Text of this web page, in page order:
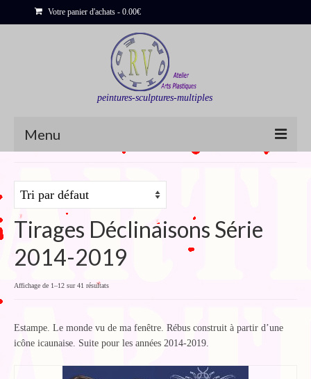
Votre panier d'achats - 0.00€
peintures-sculptures-multiples
Menu
Sculptures
Bois flottés
Peinture : Cartes et Itinéraires
Déclinaisons
Bibliographie
Edition de Cartes postales.
Tirages Déclinaisons Série
2014-2019
Affichage de 1–12 sur 41 résultats
Estampe. Le monde vu de ma fenêtre. Rébus construit à partir d’une
icône icaunaise. Suite pour les années 2014-2019.